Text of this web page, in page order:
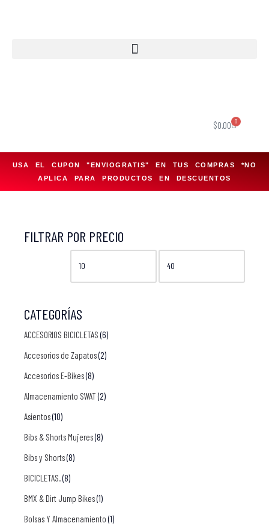
$0.00 0
USA EL CUPON "ENVIOGRATIS" EN TUS COMPRAS *NO
APLICA PARA PRODUCTOS EN DESCUENTOS
FILTRAR POR PRECIO
CATEGORÍAS
ACCESORIOS BICICLETAS (6)
Accesorios de Zapatos(2)
Accesorios E-Bikes(8)
Almacenamiento SWAT (2)
Asientos(10)
Bibs & Shorts Mujeres(8)
Bibs y Shorts(8)
BICICLETAS.(8)
BMX & Dirt Jump Bikes(1)
Bolsas Y Almacenamiento (1)